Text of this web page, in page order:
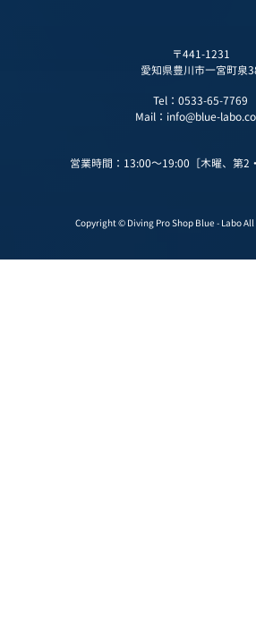
〒441-1231
愛知県豊川市一宮町泉
Tel： 0533-65-7769
Mail： info@blue-
営業時間：13:00～19:00［木曜、第2
Copyright © Diving Pro Shop Blue - Labo